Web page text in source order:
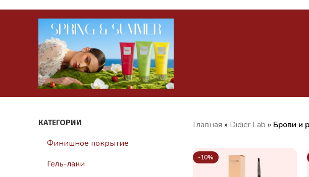
КАТЕГОРИИ
Финишное покрытие
Гель-лаки
Главная » Didier Lab » Брови и
-10%